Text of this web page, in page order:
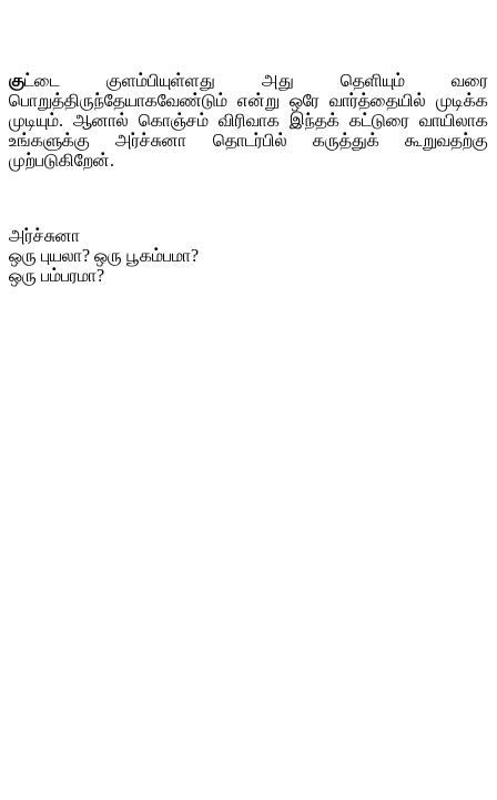
குட்டை குளம்பியுள்ளது அது தெளியும் வரை
பொறுத்திருந்தேயாகவேண்டும் என்று ஒரே வார்த்தையில் முடிக்க
முடியும். ஆனால் கொஞ்சம் விரிவாக இந்தக் கட்டுரை வாயிலாக
உங்களுக்கு அர்ச்சுனா தொடர்பில் கருத்துக் கூறுவதற்கு
முற்படுகிறேன்.
அர்ச்சுனா
ஒரு புயலா? ஒரு பூகம்பமா?
ஒரு பம்பரமா?